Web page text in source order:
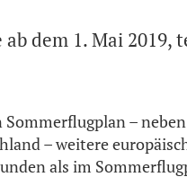
dem 1. Mai
–
– weitere
als im